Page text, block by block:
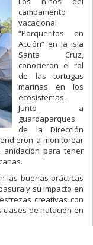
campamento
vacacional
“Parqueritos en
Acción” en la isla
Santa Cruz,
conocieron el rol
de las tortugas
marinas en los
ecosistemas.
Junto a
guardaparques
de la Dirección
a monitorear
para tener
las buenas prácticas
y su impacto en
creativas con
de natación en